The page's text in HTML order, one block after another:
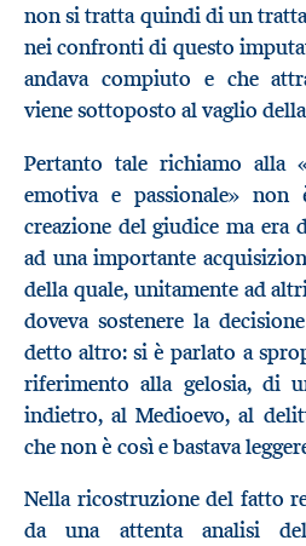
non si tratta quindi di un
nei confronti di questo
andava compiuto e che
viene sottoposto al vaglio
Pertanto tale richiamo alla
emotiva e passionale»
creazione del giudice ma era
ad una importante
della quale, unitamente ad
doveva sostenere la
detto altro: si è parlato a
riferimento alla gelosia, di
indietro, al Medioevo, al
che non è così e bastava
Nella ricostruzione del fatto
da una attenta analisi